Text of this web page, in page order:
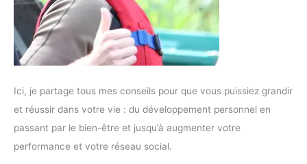
Ici, je partage tous mes conseils pour que vous puissiez grandir
et réussir dans votre vie : du développement personnel en
passant par le bien-être et jusqu’à augmenter votre
performance et votre réseau social.